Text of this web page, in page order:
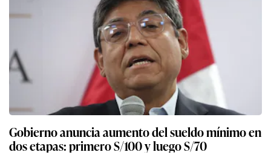
Gobierno anuncia aumento del sueldo mínimo en
dos etapas: primero S/100 y luego S/70